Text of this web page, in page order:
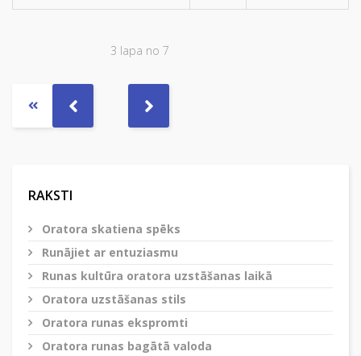
3 lapa no 7
RAKSTI
Oratora skatiena spēks
Runājiet ar entuziasmu
Runas kultūra oratora uzstāšanas laikā
Oratora uzstāšanas stils
Oratora runas ekspromti
Oratora runas bagātā valoda